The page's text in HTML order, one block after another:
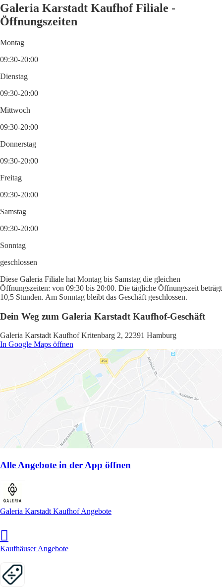
Galeria Karstadt Kaufhof Filiale -
Öffnungszeiten
Montag
09:30-20:00
Dienstag
09:30-20:00
Mittwoch
09:30-20:00
Donnerstag
09:30-20:00
Freitag
09:30-20:00
Samstag
09:30-20:00
Sonntag
geschlossen
Diese Galeria Filiale hat Montag bis Samstag die gleichen
Öffnungszeiten: von 09:30 bis 20:00. Die tägliche Öffnungszeit beträgt
10,5 Stunden. Am Sonntag bleibt das Geschäft geschlossen.
Dein Weg zum Galeria Karstadt Kaufhof-Geschäft
Galeria Karstadt Kaufhof Kritenbarg 2, 22391 Hamburg
In Google Maps öffnen
Alle Angebote in der App öffnen
Galeria Karstadt Kaufhof Angebote
Kaufhäuser Angebote